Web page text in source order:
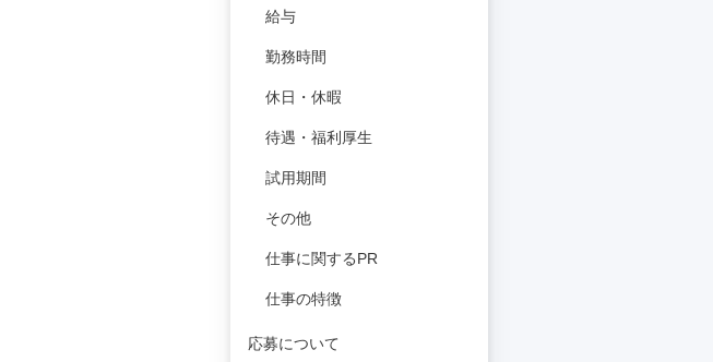
給与
勤務時間
休日・休暇
待遇・福利厚生
試用期間
その他
仕事に関するPR
仕事の特徴
応募について